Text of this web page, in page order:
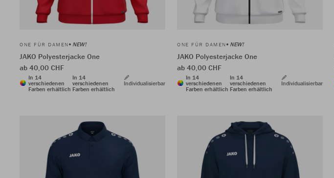
ONE FÜR DAMEN NEW!
JAKO Polyesterjacke One
ab 40,00 CHF
In 14
verschiedenen
Farben erhältlich
In 14
verschiedenen
Farben erhältlich
Individualisierbar
ONE FÜR DAMEN NEW!
JAKO Polyesterjacke One
ab 40,00 CHF
In 14
verschiedenen
Farben erhältlich
In 14
verschiedenen
Farben erhältlich
Individualisierbar